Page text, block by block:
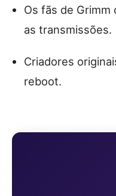
Os fãs de
as transmissões.
Criadores
reboot.